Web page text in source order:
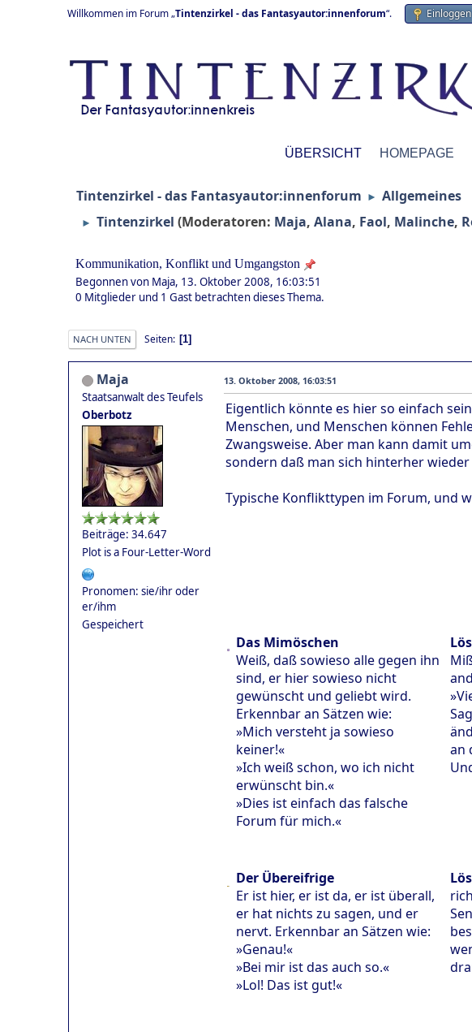
Willkommen im Forum „Tintenzirkel - das Fantasyautor:innenforum“. Einloggen
ÜBERSICHT HOMEPAGE
Tintenzirkel - das Fantasyautor:innenforum ► Allgemeines
► Tintenzirkel (Moderatoren: Maja, Alana, Faol, Malinche,
Kommunikation, Konflikt und Umgangston
Begonnen von Maja, 13. Oktober 2008, 16:03:51
0 Mitglieder und 1 Gast betrachten dieses Thema.
NACH UNTEN Seiten 1
Maja
Staatsanwalt des Teufels
Oberbotz
Beiträge: 34.647
Plot is a Four-Letter-Word
Pronomen: sie/ihr oder
er/ihm
Gespeichert
13. Oktober 2008, 16:03:51
Eigentlich könnte es hier so einfach
Menschen, und Menschen können
Zwangsweise. Aber man kann damit
sondern daß man sich hinterher
Typische Konflikttypen im Forum, und
Das Mimöschen
Weiß, daß sowieso alle gegen ihn
sind, er hier sowieso nicht
gewünscht und geliebt wird.
Erkennbar an Sätzen wie:
»Mich versteht ja sowieso
keiner!«
»Ich weiß schon, wo ich nicht
erwünscht bin.«
»Dies ist einfach das falsche
Forum für mich.«
an
Der Übereifrige
Er ist hier, er ist da, er ist überall,
er hat nichts zu sagen, und er
nervt. Erkennbar an Sätzen wie:
»Genau!«
»Bei mir ist das auch so.«
»Lol! Das ist gut!«